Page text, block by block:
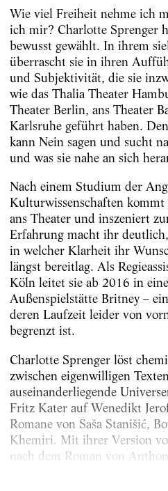
Wie viel Freiheit nehme ich
ich mir? Charlotte Sprenger
bewusst gewählt. In ihrem
überrascht sie in ihren
und Subjektivität, die sie
wie das Thalia Theater
Theater Berlin, ans Theater
Karlsruhe geführt haben.
kann Nein sagen und sucht
und was sie nahe an sich
Nach einem Studium der
Kulturwissenschaften
ans Theater und inszeniert
Erfahrung macht ihr
in welcher Klarheit ihr
längst bereitlag. Als
Köln leitet sie ab 2016 in
Außenspielstätte Britney –
deren Laufzeit leider von
begrenzt ist.
Charlotte Sprenger löst
zwischen eigenwilligen
auseinanderliegende
Fritz Kater auf Wenedikt
Romane von Saša Stanišić,
Khemiri. Mit ihrer Version
nach dem Roman von